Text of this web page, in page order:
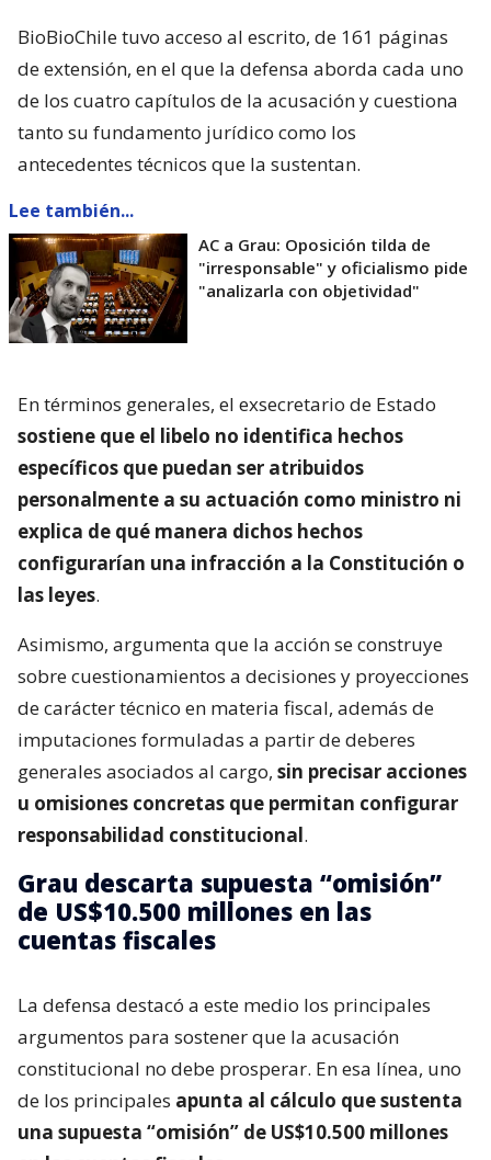
BioBioChile tuvo acceso al escrito, de 161 páginas
de extensión, en el que la defensa aborda cada uno
de los cuatro capítulos de la acusación y cuestiona
tanto su fundamento jurídico como los
antecedentes técnicos que la sustentan.
Lee también...
AC a Grau: Oposición tilda de
"irresponsable" y oficialismo pide
"analizarla con objetividad"
En términos generales, el exsecretario de Estado
sostiene que el libelo no identifica hechos
específicos que puedan ser atribuidos
personalmente a su actuación como ministro ni
explica de qué manera dichos hechos
configurarían una infracción a la Constitución o
las leyes.
Asimismo, argumenta que la acción se construye
sobre cuestionamientos a decisiones y proyecciones
de carácter técnico en materia fiscal, además de
imputaciones formuladas a partir de deberes
generales asociados al cargo, sin precisar acciones
u omisiones concretas que permitan configurar
responsabilidad constitucional.
Grau descarta supuesta “omisión”
de US$10.500 millones en las
cuentas fiscales
La defensa destacó a este medio los principales
argumentos para sostener que la acusación
constitucional no debe prosperar. En esa línea, uno
de los principales apunta al cálculo que sustenta
una supuesta “omisión” de US$10.500 millones